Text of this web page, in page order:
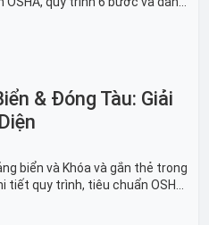
pháp bảo trì lò nung, máy
& Đóng Tàu: Giải
biển và Khóa và gắn thẻ trong
quy trình, tiêu chuẩn OSHA,
công nghiệp đóng tàu toàn